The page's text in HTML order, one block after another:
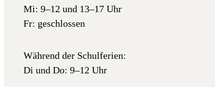
Mi: 9–12 und 13–17 Uhr
Fr: geschlossen
Während der Schulferien:
Di und Do: 9–12 Uhr